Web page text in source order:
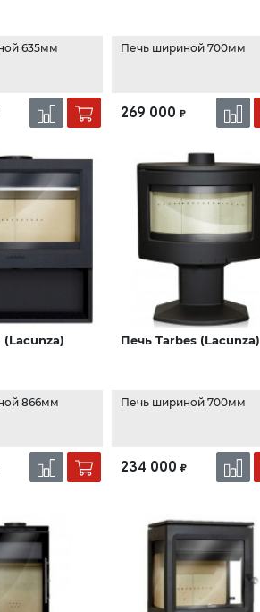
635мм Печь шириной 700мм
269 000 ₽
866мм
Печь Tarbes (Lacunza)
Печь шириной 700мм
234 000 ₽